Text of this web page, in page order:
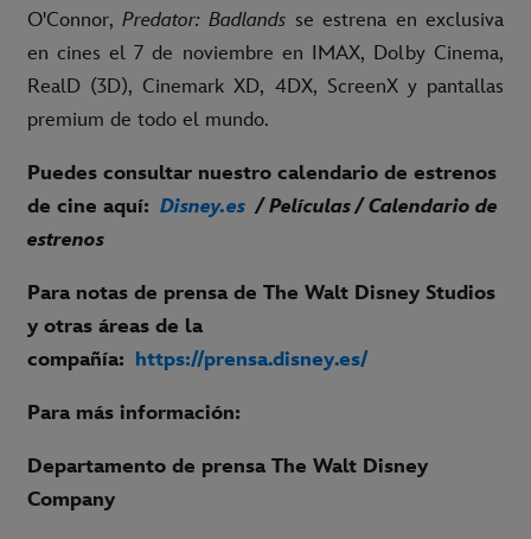
O'Connor,Predator: Badlands se estrena en exclusiva
en cines el 7 de noviembre en IMAX, Dolby Cinema,
RealD (3D), Cinemark XD, 4DX, ScreenX y pantallas
premium de todo el mundo.
Puedes consultar nuestro calendario de estrenos
de cine aquí: Disney.es / Películas / Calendario de
estrenos
Para notas de prensa de The Walt Disney Studios
y otras áreas de la
compañía: https://prensa.disney.es/
Para más información:
Departamento de prensa The Walt Disney
Company